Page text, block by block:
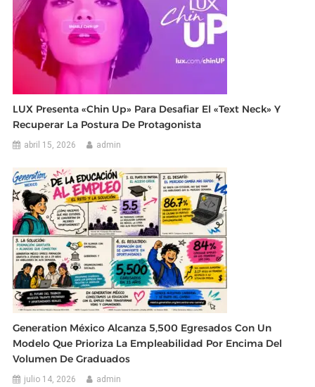
LUX Presenta «Chin Up» Para Desafiar El «Text Neck» Y
Recuperar La Postura De Protagonista
abril 15, 2026 admin
Generation México Alcanza 5,500 Egresados Con Un
Modelo Que Prioriza La Empleabilidad Por Encima Del
Volumen De Graduados
julio 14, 2026 admin